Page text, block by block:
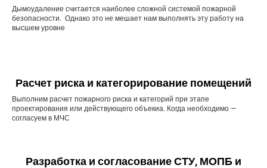
Дымоудаление считается наиболее сложной системой пожарной
безопасности. Однако это не мешает нам выполнять эту работу на
высшем уровне
Расчет риска и категорирование помещений
Выполним расчет пожарного риска и категорий при этапе
проектирования или действующего объекиа. Когда необходимо —
согласуем в МЧС
Разработка и согласование СТУ, МОПБ и